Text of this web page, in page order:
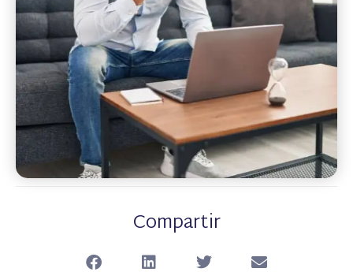
Compartir